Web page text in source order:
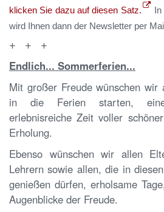
klicken Sie dazu auf diesen Satz.
In
wird Ihnen dann der Newsletter per
+ + +
Endlich... Sommerferien...
Mit großer Freude wünschen wir
in die Ferien starten,
erlebnisreiche Zeit voller
Erholung.
Ebenso wünschen wir allen
Lehrern sowie allen, die in
genießen dürfen, erholsame
Augenblicke der Freude.